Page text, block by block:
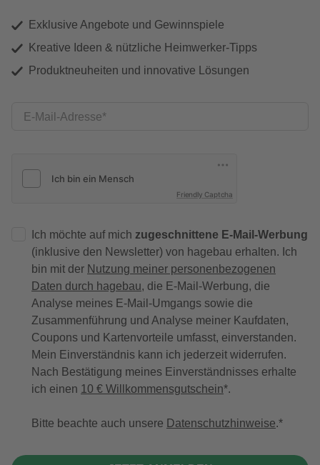
Exklusive Angebote und Gewinnspiele
Kreative Ideen & nützliche Heimwerker-Tipps
Produktneuheiten und innovative Lösungen
E-Mail-Adresse
Friendly Captcha
Ich möchte auf mich zugeschnittene E-Mail-Werbung
(inklusive den Newsletter) von hagebau erhalten. Ich
bin mit der Nutzung meiner personenbezogenen
Daten durch hagebau, die E-Mail-Werbung, die
Analyse meines E-Mail-Umgangs sowie die
Zusammenführung und Analyse meiner Kaufdaten,
Coupons und Kartenvorteile umfasst, einverstanden.
Mein Einverständnis kann ich jederzeit widerrufen.
Nach Bestätigung meines Einverständnisses erhalte
ich einen 10 € Willkommensgutschein*.
Bitte beachte auch unsere Datenschutzhinweise.